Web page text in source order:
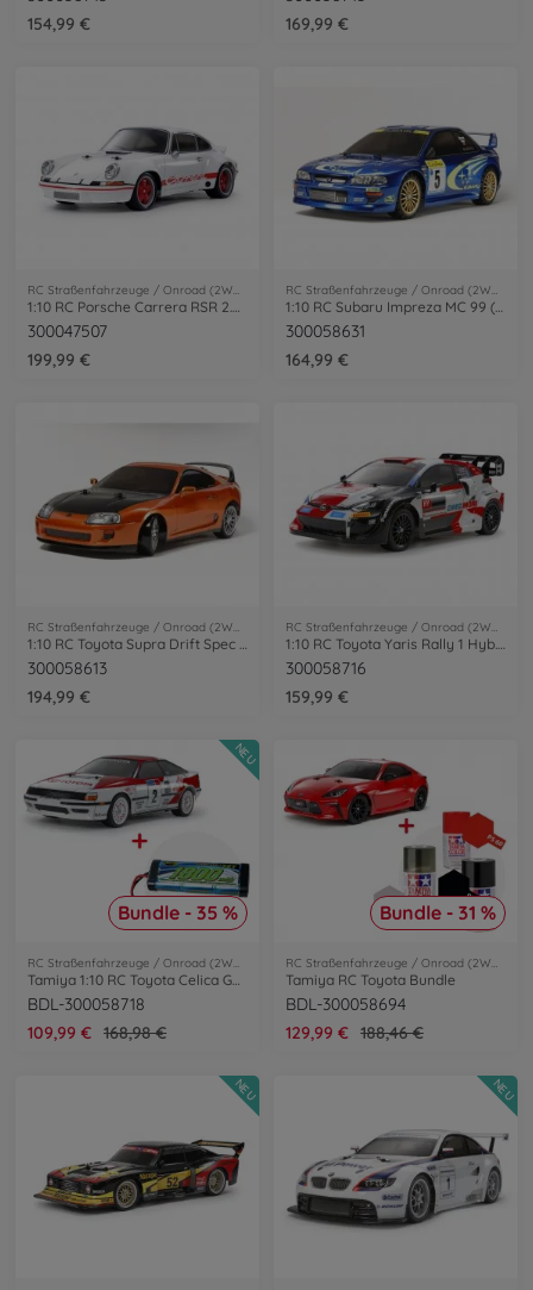
154,99 €
169,99 €
RC Straßenfahrzeuge / Onroad (2WD/4WD)
1:10 RC Porsche Carrera RSR 2.8 La.BT-01
300047507
199,99 €
RC Straßenfahrzeuge / Onroad (2WD/4WD)
1:10 RC Subaru Impreza MC 99 (TT-02)
300058631
164,99 €
300058613
194,99 €
300058716
159,99 €
Bundle - 35 %
RC Straßenfahrzeuge / Onroad (2WD/4WD)
BDL-300058718
109,99 € 168,98 €
NEU
Bundle - 31 %
RC Straßenfahrzeuge / Onroad (2WD/4WD)
Tamiya RC Toyota Bundle
BDL-300058694
129,99 € 188,46 €
NEU NEU